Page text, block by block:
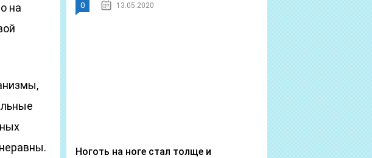
на
0 13.05.2020
Ноготь на ноге стал толще и